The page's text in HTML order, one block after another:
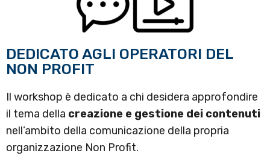
DEDICATO AGLI OPERATORI DEL
NON PROFIT
Il workshop è dedicato a chi desidera approfondire
il tema della creazione e gestione dei contenuti
nell’ambito della comunicazione della propria
organizzazione Non Profit.